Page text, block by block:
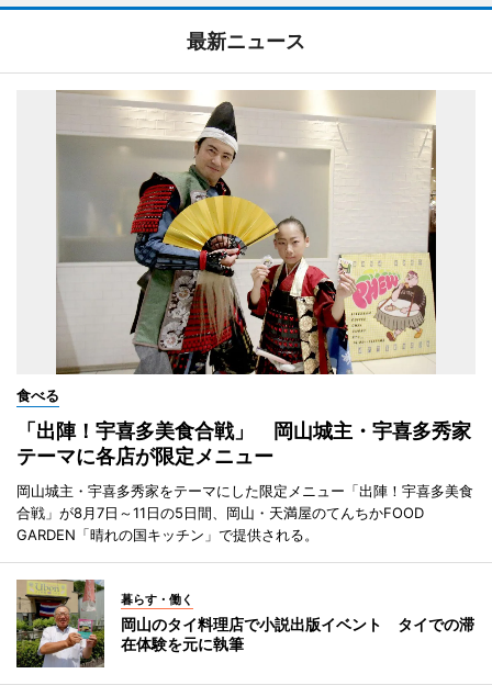
最新ニュース
食べる
「出陣！宇喜多美食合戦」 岡山城主・宇喜多秀家
テーマに各店が限定メニュー
岡山城主・宇喜多秀家をテーマにした限定メニュー「出陣！宇喜多美食
合戦」が8月7日～11日の5日間、岡山・天満屋のてんちかFOOD
GARDEN「晴れの国キッチン」で提供される。
暮らす・働く
岡山のタイ料理店で小説出版イベント タイでの滞
在体験を元に執筆